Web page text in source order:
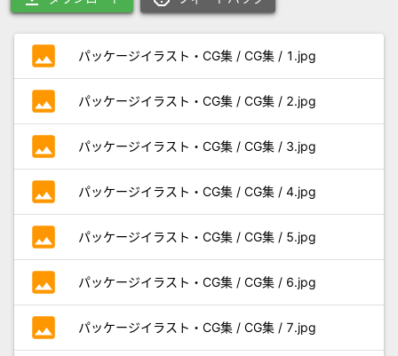
photo パッケージイラスト・CG集 / CG集 / 1.jpg
photo パッケージイラスト・CG集 / CG集 / 2.jpg
photo パッケージイラスト・CG集 / CG集 / 3.jpg
photo パッケージイラスト・CG集 / CG集 / 4.jpg
photo パッケージイラスト・CG集 / CG集 / 5.jpg
photo パッケージイラスト・CG集 / CG集 / 6.jpg
photo パッケージイラスト・CG集 / CG集 / 7.jpg